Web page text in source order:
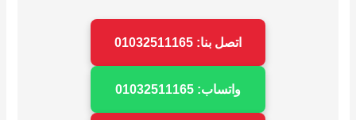
اتصل بنا: 01032511165
واتساب: 01032511165